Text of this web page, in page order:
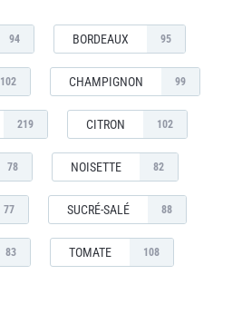
94 BORDEAUX 95
102 CHAMPIGNON 99
219 CITRON 102
78 NOISETTE 82
77 SUCRÉ-SALÉ 88
83 TOMATE 108